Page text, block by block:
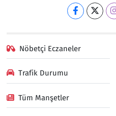
Nöbetçi Eczaneler
Trafik Durumu
Tüm Manşetler